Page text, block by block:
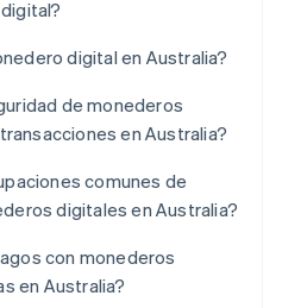
digital en Australia?
de monederos
en Australia?
comunes de
digitales en Australia?
con monederos
en Australia?